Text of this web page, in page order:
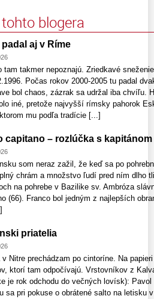
blogera
aj v Ríme
tam takmer nepoznajú. Zriedkavé
Počas rokov 2000-2005 tu padal
bol chaos, zázrak sa udržal iba chvíľu.
iné, pretože najvyšší rímsky pahorok
mu podľa tradície [...]
capitano – rozlúčka s kapitánom
som neraz zažil, že keď sa po
chrám a množstvo ľudí pred ním dlho
na pohrebe v Bazilike sv. Ambróza
(66). Franco bol jedným z najlepších
priatelia
v Nitre prechádzam po cintoríne. Na
ktorí tam odpočívajú. Vrstovníkov z
je rok odchodu do večných lovísk):
sa pri pokuse o obrátené salto na letisku